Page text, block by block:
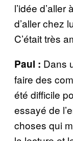
l’idée
d’aller chez
C’était très
Paul : Dans
faire des
été difficile
essayé de
choses qui